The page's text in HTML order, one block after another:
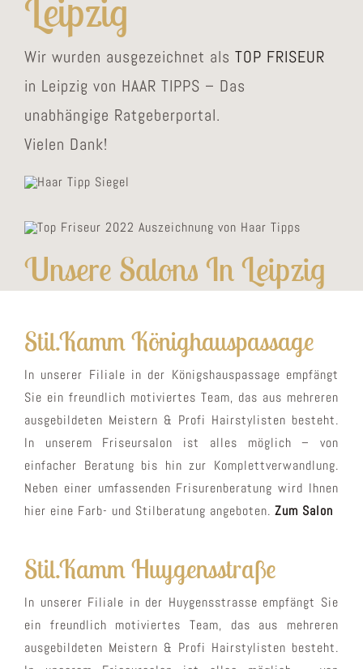
Leipzig
Wir wurden ausgezeichnet als TOP FRISEUR
in Leipzig von HAAR TIPPS – Das
unabhängige Ratgeberportal.
Vielen Dank!
Unsere Salons In Leipzig
Stil.Kamm Könighauspassage
In unserer Filiale in der Königshauspassage empfängt
Sie ein freundlich motiviertes Team, das aus mehreren
ausgebildeten Meistern & Profi Hairstylisten besteht.
In unserem Friseursalon ist alles möglich – von
einfacher Beratung bis hin zur Komplettverwandlung.
Neben einer umfassenden Frisurenberatung wird Ihnen
hier eine Farb- und Stilberatung angeboten. Zum Salon
Stil.Kamm Huygensstraße
In unserer Filiale in der Huygensstrasse empfängt Sie
ein freundlich motiviertes Team, das aus mehreren
ausgebildeten Meistern & Profi Hairstylisten besteht.